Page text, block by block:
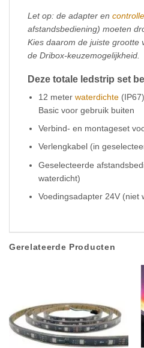
Let op: de adapter en
afstandsbediening) moeten
Kies daarom de juiste grootte
de Dribox-keuzemogelijkheid.
Deze totale ledstrip set
12 meterwaterdichte
Basic voor gebruik buiten
Verbind- en montageset
Verlengkabel (in
Geselecteerde
waterdicht)
Voedingsadapter 24V (niet
Gerelateerde Producten